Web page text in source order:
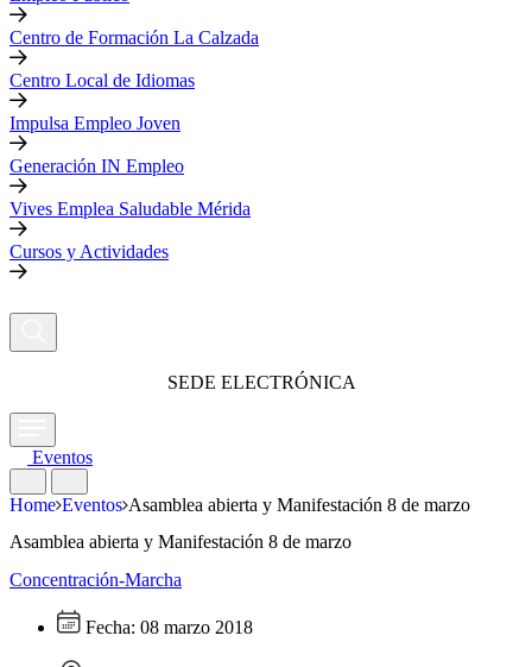
Centro de Formación La Calzada
Centro Local de Idiomas
Impulsa Empleo Joven
Generación IN Empleo
Vives Emplea Saludable Mérida
Cursos y Actividades
SEDE ELECTRÓNICA
Eventos
Home Eventos Asamblea abierta y Manifestación 8 de marzo
Asamblea abierta y Manifestación 8 de marzo
Concentración-Marcha
Fecha: 08 marzo 2018